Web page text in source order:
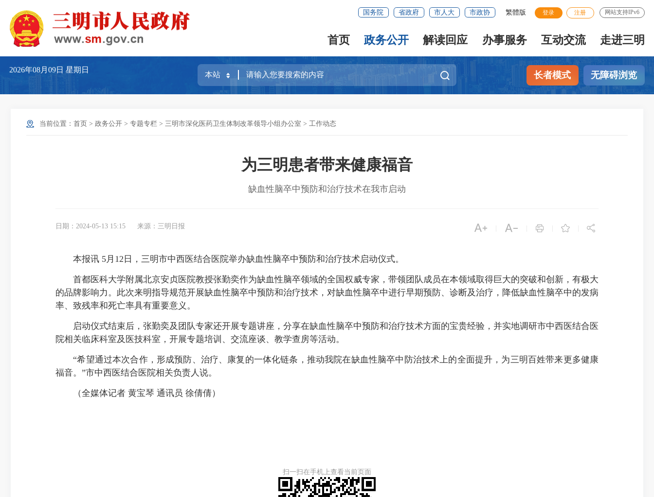
国务院 省政府 市人大 市政协 繁體版 登录 注册 网站支持IPv6
首页 政务公开 解读回应 办事服务 互动交流 走进三明
2026年08月09日星期日
长者模式 无障碍浏览
当前位置： 首页 > 政务公开 > 专题专栏 > 三明市深化医药卫生体制改革领导小组办公室 > 工作动态
为三明患者带来健康福音
缺血性脑卒中预防和治疗技术在我市启动
日期：2024-05-13 15:15 来源：三明日报     
本报讯 5月12日，三明市中西医结合医院举办缺血性脑卒中预防和治疗技术启动仪式。
首都医科大学附属北京安贞医院教授张勤奕作为缺血性脑卒领域的全国权威专家，带领团队成员在本领域取得巨大的突破和创新，有极大
的品牌影响力。此次来明指导规范开展缺血性脑卒中预防和治疗技术，对缺血性脑卒中进行早期预防、诊断及治疗，降低缺血性脑卒中的发病
率、致残率和死亡率具有重要意义。
启动仪式结束后，张勤奕及团队专家还开展专题讲座，分享在缺血性脑卒中预防和治疗技术方面的宝贵经验，并实地调研市中西医结合医
院相关临床科室及医技科室，开展专题培训、交流座谈、教学查房等活动。
“希望通过本次合作，形成预防、治疗、康复的一体化链条，推动我院在缺血性脑卒中防治技术上的全面提升，为三明百姓带来更多健康
福音。”市中西医结合医院相关负责人说。
（全媒体记者 黄宝琴 通讯员 徐倩倩）
扫一扫在手机上查看当前页面